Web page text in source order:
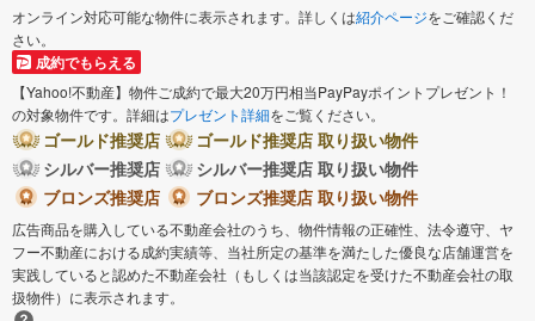
オンライン対応可能な物件に表示されます。詳しくは紹介ページをご確認くだ
さい。
成約でもらえる
【Yahoo!不動産】物件ご成約で最大20万円相当PayPayポイントプレゼント！
の対象物件です。詳細はプレゼント詳細をご覧ください。
ゴールド推奨店
ゴールド推奨店 取り扱い物件
シルバー推奨店
シルバー推奨店 取り扱い物件
ブロンズ推奨店
ブロンズ推奨店 取り扱い物件
広告商品を購入している不動産会社のうち、物件情報の正確性、法令遵守、ヤ
フー不動産における成約実績等、当社所定の基準を満たした優良な店舗運営を
実践していると認めた不動産会社（もしくは当該認定を受けた不動産会社の取
扱物件）に表示されます。